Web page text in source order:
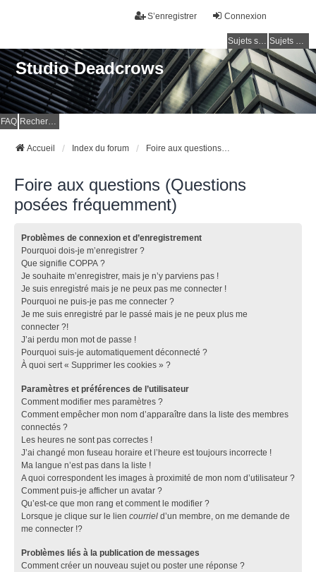
Connexion
S’enregistrer
Sujets sans réponse Sujets actifs
Studio Deadcrows
FAQ Rechercher
Accueil Index du forum Foire aux questions (Questions posées fréquemment)
Foire aux questions (Questions
posées fréquemment)
Problèmes de connexion et d’enregistrement
Pourquoi dois-je m’enregistrer ?
Que signifie COPPA ?
Je souhaite m’enregistrer, mais je n’y parviens pas !
Je suis enregistré mais je ne peux pas me connecter !
Pourquoi ne puis-je pas me connecter ?
Je me suis enregistré par le passé mais je ne peux plus me
connecter ?!
J’ai perdu mon mot de passe !
Pourquoi suis-je automatiquement déconnecté ?
À quoi sert « Supprimer les cookies » ?
Paramètres et préférences de l’utilisateur
Comment modifier mes paramètres ?
Comment empêcher mon nom d’apparaître dans la liste des membres
connectés ?
Les heures ne sont pas correctes !
J’ai changé mon fuseau horaire et l’heure est toujours incorrecte !
Ma langue n’est pas dans la liste !
A quoi correspondent les images à proximité de mon nom d’utilisateur ?
Comment puis-je afficher un avatar ?
Qu’est-ce que mon rang et comment le modifier ?
Lorsque je clique sur le lien courriel d’un membre, on me demande de
me connecter !?
Problèmes liés à la publication de messages
Comment créer un nouveau sujet ou poster une réponse ?